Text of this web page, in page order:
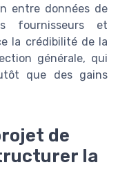
entre données de
fournisseurs et
la crédibilité de la
générale, qui
que des gains
de
la